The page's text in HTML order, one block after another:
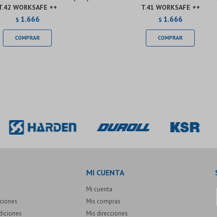
WORKSAFE ++
$ 1.666
T.41 WORKSAFE ++
$ 1.666
MI CUENTA
Mi cuenta
Mis compras
Mis direcciones